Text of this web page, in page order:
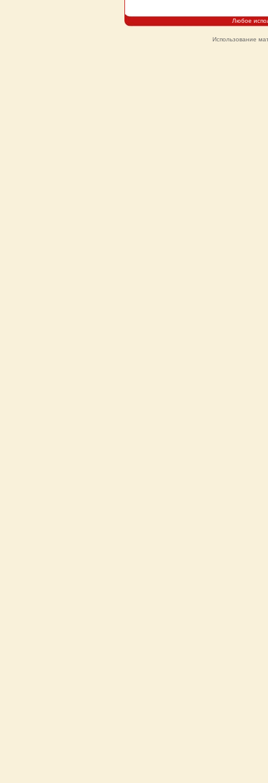
Любое
Использование